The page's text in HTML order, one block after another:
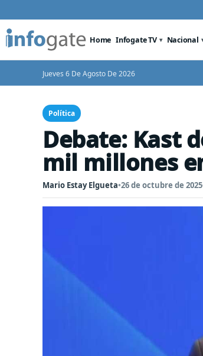
Home Infogate TV Nacional
Jueves 6 De Agosto De 2026
Política
Debate: Kast
mil millones
Mario Estay Elgueta•26 de octubre de 2025